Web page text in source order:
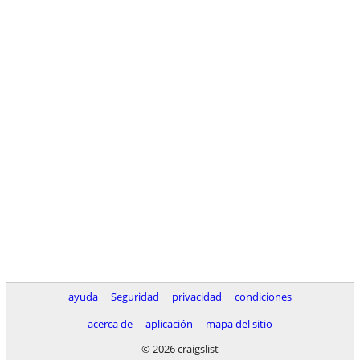
ayuda Seguridad privacidad
condiciones
acerca de
aplicación
mapa del sitio
© 2026 craigslist